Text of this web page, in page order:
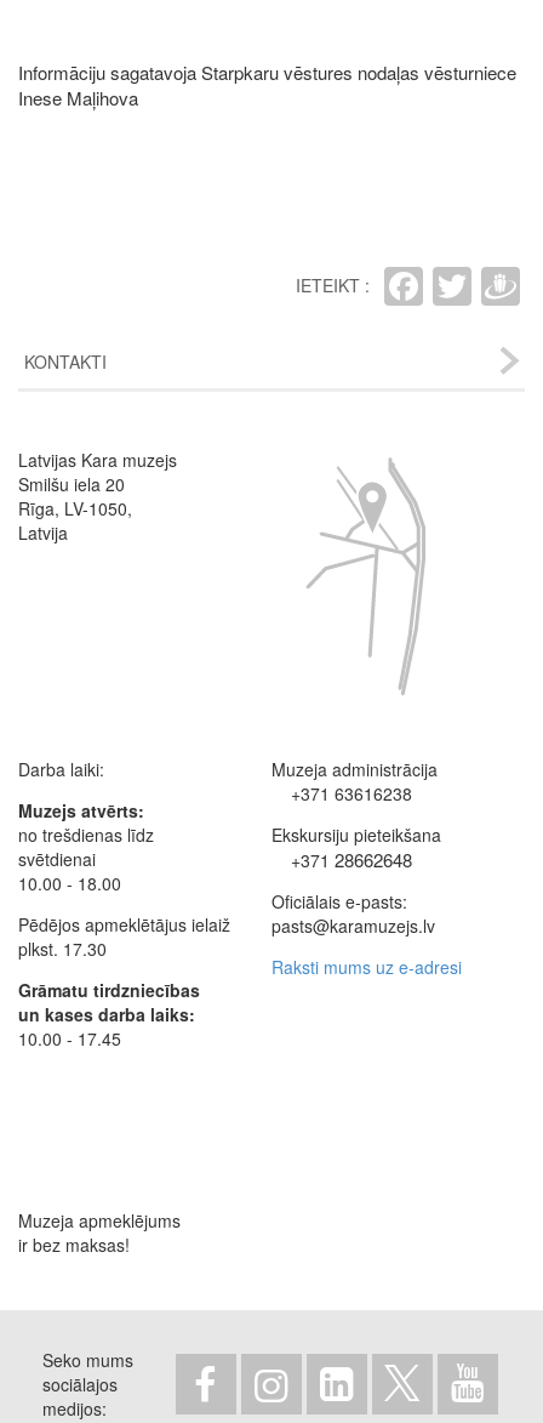
Informāciju sagatavoja Starpkaru vēstures nodaļas vēsturniece
Inese Maļihova
IETEIKT :
KONTAKTI
Latvijas Kara muzejs
Smilšu iela 20
Rīga, LV-1050,
Latvija
Darba laiki:
Muzejs atvērts:
no trešdienas līdz
svētdienai
10.00 - 18.00
Pēdējos apmeklētājus ielaiž
plkst. 17.30
Grāmatu tirdzniecības
un kases darba laiks:
10.00 - 17.45
Muzeja administrācija
+371 63616238
Ekskursiju pieteikšana
+371 28662648
Oficiālais e-pasts:
pasts@karamuzejs.lv
Raksti mums uz e-adresi
Muzeja apmeklējums
ir bez maksas!
Seko mums
sociālajos
medijos